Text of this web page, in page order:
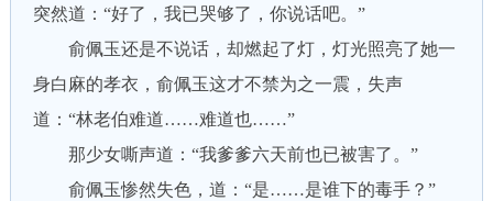
突然道：“好了，我已哭够了，你说话吧。”
俞佩玉还是不说话，却燃起了灯，灯光照亮了她一
身白麻的孝衣，俞佩玉这才不禁为之一震，失声
道：“林老伯难道……难道也……”
那少女嘶声道：“我爹爹六天前也已被害了。”
俞佩玉惨然失色，道：“是……是谁下的毒手？”